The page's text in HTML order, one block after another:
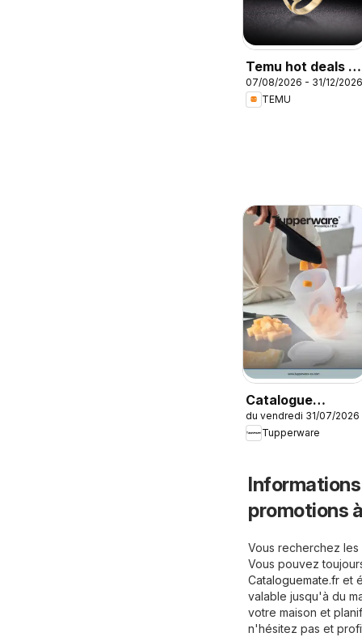
Temu hot deals –
France
07/08/2026 - 31/12/2026
TEMU
Catalogue
Tupperware Été
du vendredi 31/07/2026
Tupperware
promotions
Vous recherchez
Vous pouvez
Cataloguemate.fr et
valable jusqu'à du
votre maison et
n'hésitez pas et